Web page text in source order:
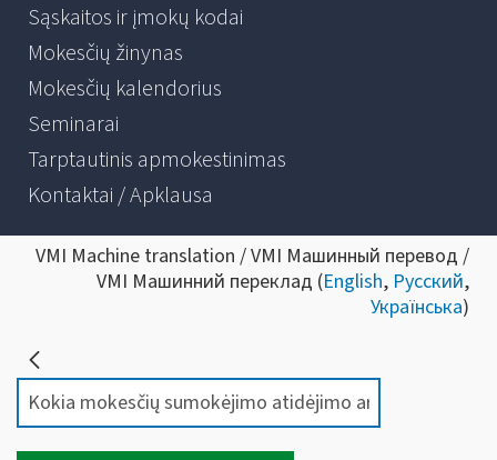
Sąskaitos ir įmokų kodai
Mokesčių žinynas
Mokesčių kalendorius
Seminarai
Tarptautinis apmokestinimas
Kontaktai / Apklausa
VMI Machine translation / VMI Машинный перевод /
VMI Машинний переклад (English, Русский,
Українська)